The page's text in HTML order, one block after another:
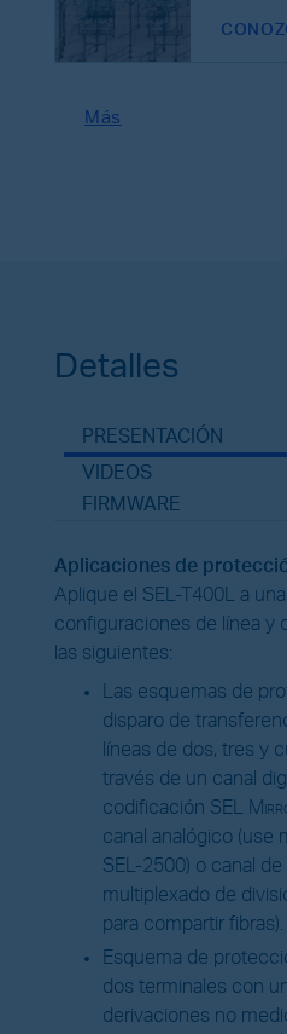
Más
Detalles
PRESENTACIÓN
VIDEOS
FIRMWARE
Aplicaciones de
Aplique el SEL-T400L a
configuraciones de línea y
las siguientes:
Las esquemas de
disparo de
líneas de dos, tres y
través de un canal
codificación SEL
canal analógico (use
SEL-2500) o canal
multiplexado de
para compartir fibras).
Esquema de
dos terminales con
derivaciones no